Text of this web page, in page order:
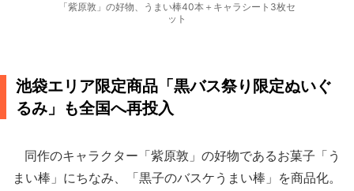
「紫原敦」の好物、うまい棒40本＋キャラシート3枚セ
ット
池袋エリア限定商品「黒バス祭り限定ぬいぐ
るみ」も全国へ再投入
同作のキャラクター「紫原敦」の好物であるお菓子「う
まい棒」にちなみ、「黒子のバスケうまい棒」を商品化。